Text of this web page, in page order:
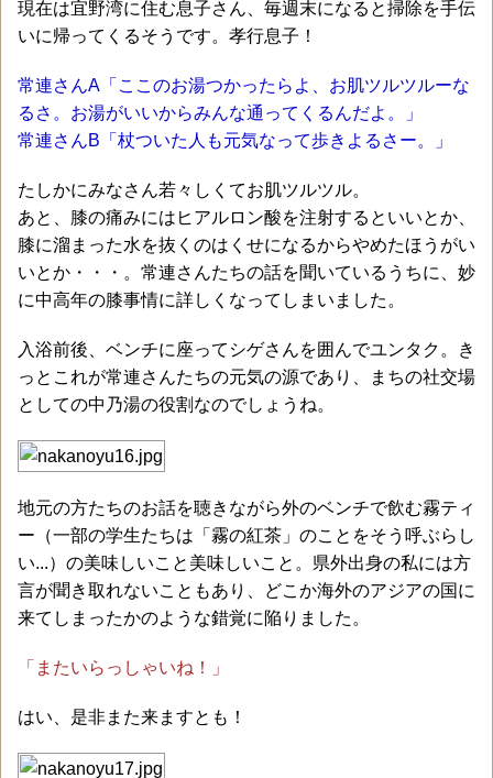
現在は宜野湾に住む息子さん、毎週末になると掃除を手伝
いに帰ってくるそうです。孝行息子！
常連さんA「ここのお湯つかったらよ、お肌ツルツルーな
るさ。お湯がいいからみんな通ってくるんだよ。」
常連さんB「杖ついた人も元気なって歩きよるさー。」
たしかにみなさん若々しくてお肌ツルツル。
あと、膝の痛みにはヒアルロン酸を注射するといいとか、
膝に溜まった水を抜くのはくせになるからやめたほうがい
いとか・・・。常連さんたちの話を聞いているうちに、妙
に中高年の膝事情に詳しくなってしまいました。
入浴前後、ベンチに座ってシゲさんを囲んでユンタク。き
っとこれが常連さんたちの元気の源であり、まちの社交場
としての中乃湯の役割なのでしょうね。
地元の方たちのお話を聴きながら外のベンチで飲む霧ティ
ー（一部の学生たちは「霧の紅茶」のことをそう呼ぶらし
い...）の美味しいこと美味しいこと。県外出身の私には方
言が聞き取れないこともあり、どこか海外のアジアの国に
来てしまったかのような錯覚に陥りました。
「またいらっしゃいね！」
はい、是非また来ますとも！